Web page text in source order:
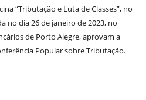
“Tributação e Luta de Classes”, no
no dia 26 de janeiro de 2023, no
de Porto Alegre, aprovam a
Popular sobre Tributação.